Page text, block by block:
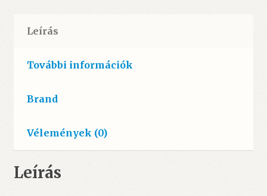
Leírás
További információk
Brand
Vélemények (0)
Leírás